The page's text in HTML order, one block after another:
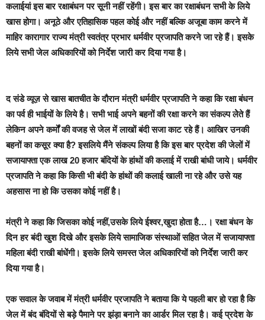
कलाईयां इस बार रक्षाबंधन पर सूनी नहीं रहेंगी। इस बार का रक्षाबंधन सभी के लिये
खास होगा। अनूठे और एतिहासिक पहल कोई और नहीं बल्कि अजूबा काम करने में
माहिर कारागार राज्य मंत्री स्वतंत्र प्रभार धर्मवीर प्रजापति करने जा रहे हैं। इसके
लिये सभी जेल अधिकारियों को निर्देश जारी कर दिया गया है।
द संडे व्यूज़ से खास बातचीत के दौरान मंत्री धर्मवीर प्रजापति ने कहा किरक्षा बंधन
का पर्व ही भाईयों के लिये है। सभी भाई अपने बहनों की रक्षा करने का संकल्प लेेते हैं
लेकिन अपने कर्मों की वजह से जेल में लाखों बंदी सजा काट रहे हैं। आखिर उनकी
बहनों का कसूर क्या है? इसलिये मैंने संकल्प लिया है कि इस बार प्रदेश की जेलों में
सजायाफ्ता एक लाख 20 हजार बंदियों के हांथों की कलाई में राखी बांधी जाये। धर्मवीर
प्रजापति ने कहा कि किसी भी बंदी के हांथों की कलाई खाली ना रहे और उसे यह
अहसास ना हो कि उसका कोई नहीं है।
मंत्री ने कहा किजिसका कोई नहीं,उसके लिये ईश्वर,खुदा होता है…। रक्षा बंधन के
दिन हर बंदी खुश दिखे और इसके लिये सामाजिक संस्थाओं सहित जेल में सजायाफ्ता
महिला बंदी राखी बांधेंगी। इसके लिये समस्त जेल अधिकारियों को निर्देश जारी कर
दिया गया है।
एक सवाल के जवाब में मंत्री धर्मवीर प्रजापति ने बतायाकि ये पहली बार हो रहा है कि
जेल में बंद बंदियों से बड़े पैमाने पर झंड़ा बनाने का आर्डर मिल रहा है। कई प्रदेश के